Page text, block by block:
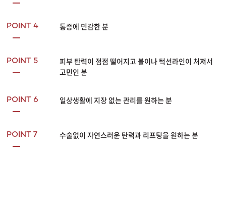
POINT 4 통증에 민감한 분
POINT 5
피부 탄력이 점점 떨어지고 볼이나 턱선라인이 처져서
고민인 분
POINT 6 일상생활에 지장 없는 관리를 원하는 분
POINT 7 수술없이 자연스러운 탄력과 리프팅을 원하는 분